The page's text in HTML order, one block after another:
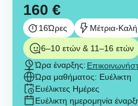
160 €
16Ώρες Μέτρια-Καλή
6–10 ετών & 11–16 ετών
Ώρα έναρξης:
Ώρα μαθήματος: Ευέλικτη
Ευέλικτες Ημέρες
Ευέλικτη ημερομηνία